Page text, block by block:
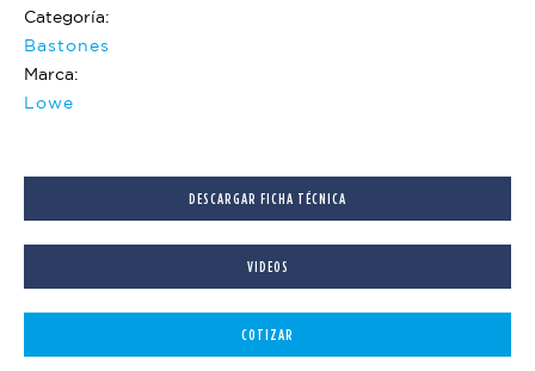
Categoría:
Bastones
Marca:
Lowe
DESCARGAR FICHA TÉCNICA
VIDEOS
COTIZAR